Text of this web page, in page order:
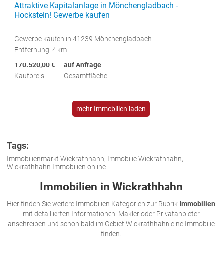
Attraktive Kapitalanlage in Mönchengladbach -
Hockstein! Gewerbe kaufen
Gewerbe kaufen in 41239 Mönchengladbach
Entfernung: 4 km
170.520,00 €
Kaufpreis
auf Anfrage
Gesamtfläche
mehr Immobilien laden
Tags:
Immobilienmarkt Wickrathhahn, Immobilie Wickrathhahn,
Wickrathhahn Immobilien online
Immobilien in Wickrathhahn
Hier finden Sie weitere Immobilien-Kategorien zur Rubrik Immobilien
mit detaillierten Informationen. Makler oder Privatanbieter
anschreiben und schon bald im Gebiet Wickrathhahn eine Immobilie
finden.